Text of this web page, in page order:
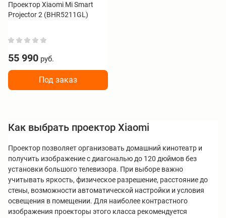
Проектор Xiaomi Mi Smart
Projector 2 (BHR5211GL)
55 990 руб.
Под заказ
Как выбрать проектор Xiaomi
Проектор позволяет организовать домашний кинотеатр и
получить изображение с диагональю до 120 дюймов без
установки большого телевизора. При выборе важно
учитывать яркость, физическое разрешение, расстояние до
стены, возможности автоматической настройки и условия
освещения в помещении. Для наиболее контрастного
изображения проекторы этого класса рекомендуется